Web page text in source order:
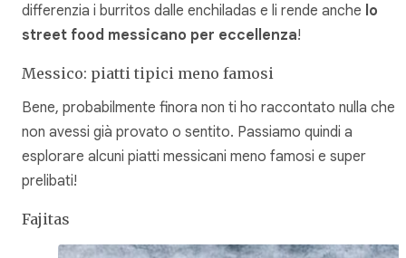
differenzia i burritos dalle enchiladas e li rende anche lo
street food messicano per eccellenza!
Messico: piatti tipici meno famosi
Bene, probabilmente finora non ti ho raccontato nulla che
non avessi già provato o sentito. Passiamo quindi a
esplorare alcuni piatti messicani meno famosi e super
prelibati!
Fajitas